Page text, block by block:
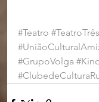
#Teatro
#GrupoVolga